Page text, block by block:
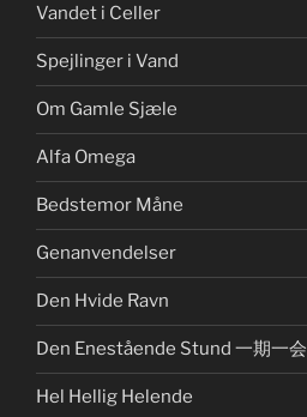
Vandet i Celler
Spejlinger i Vand
Om Gamle Sjæle
Alfa Omega
Bedstemor Måne
Genanvendelser
Den Hvide Ravn
Den Enestående Stund 一期一会
Hel Hellig Helende